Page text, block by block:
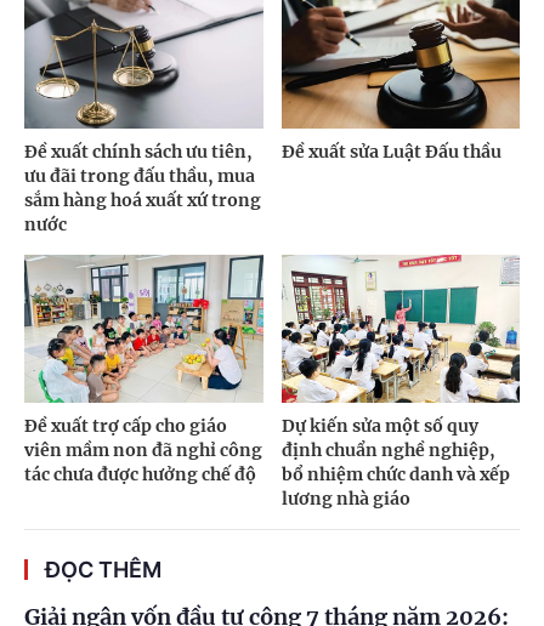
Đề xuất chính sách ưu tiên,
ưu đãi trong đấu thầu, mua
sắm hàng hoá xuất xứ trong
nước
Đề xuất sửa Luật Đấu thầu
Đề xuất trợ cấp cho giáo
viên mầm non đã nghỉ công
tác chưa được hưởng chế độ
Dự kiến sửa một số quy
định chuẩn nghề nghiệp,
bổ nhiệm chức danh và xếp
lương nhà giáo
ĐỌC THÊM
Giải ngân vốn đầu tư công 7 tháng năm 2026: